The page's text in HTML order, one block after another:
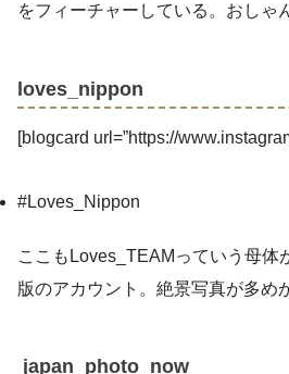
をフィーチャーしている。おしゃ
loves_nippon
[blogcard url=”https://
#Loves_Nippon
ここもLoves_TEAMっていう母体
版のアカウント。絶景写真が多め
japan_photo_now